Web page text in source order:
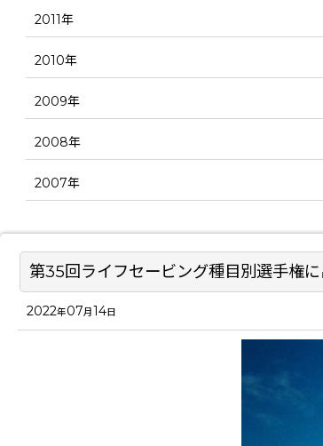
第35回ライフセービング種目別選手権に
2022年07月14日
2011年
2010年
2009年
2008年
2007年